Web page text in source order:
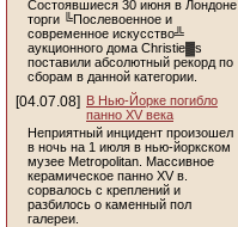
Состоявшиеся 30 июня в Лондоне
торги ╚Послевоенное и
современное искусство╩
аукционного дома Christie▓s
поставили абсолютный рекорд по
сборам в данной категории.
[04.07.08] В Нью-Йорке погибло
панно XV века
Неприятный инцидент произошел
в ночь на 1 июля в нью-йоркском
музее Metropolitan. Массивное
керамическое панно XV в.
сорвалось с креплений и
разбилось о каменный пол
галереи.